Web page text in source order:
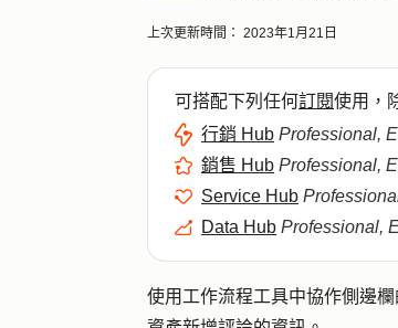
上次更新時間： 2023年1月21日
可搭配下列任何訂閱使用，
行銷 Hub Professional,
銷售 Hub Professional,
Service Hub
Data Hub Professional,
使用工作流程工具中協作側邊